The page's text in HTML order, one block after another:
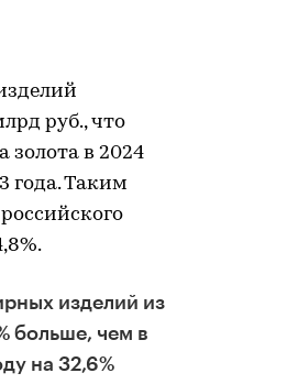
руб., что
золота в 2024
года. Таким
изделий из
больше, чем в
на 32,6%